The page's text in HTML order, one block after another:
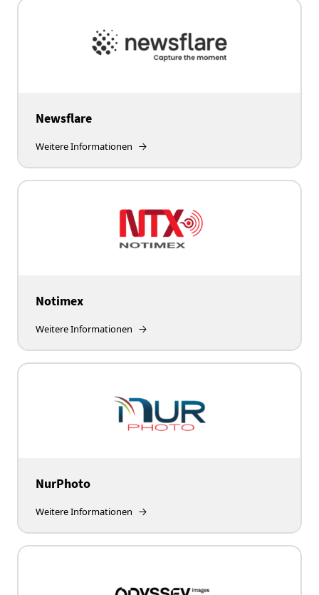
Newsflare
Weitere Informationen
Notimex
Weitere Informationen
NurPhoto
Weitere Informationen